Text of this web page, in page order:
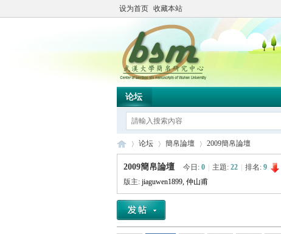
设为首页 收藏本站
论坛
简 »
论坛
›
簡帛論壇
›
2009簡帛論壇
2009簡帛論壇 今日: 0 主題: 22 排名: 9
版主: jiaguwen1899, 仲山甫